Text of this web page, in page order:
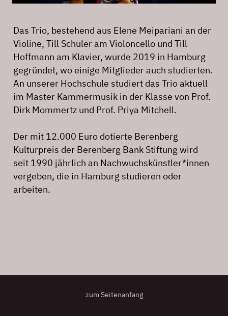
Das Trio, bestehend aus Elene Meipariani an der
Violine, Till Schuler am Violoncello und Till
Hoffmann am Klavier, wurde 2019 in Hamburg
gegründet, wo einige Mitglieder auch studierten.
An unserer Hochschule studiert das Trio aktuell
im Master Kammermusik in der Klasse von Prof.
Dirk Mommertz und Prof. Priya Mitchell.
Der mit 12.000 Euro dotierte Berenberg
Kulturpreis der Berenberg Bank Stiftung wird
seit 1990 jährlich an Nachwuchskünstler*innen
vergeben, die in Hamburg studieren oder
arbeiten.
zum Seitenanfang